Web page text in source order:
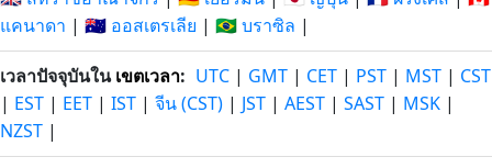
แคนาดา | 🇦🇺 ออสเตรเลีย | 🇧🇷 บราซิล |
เวลาปัจจุบันในเขตเวลา: UTC | GMT | CET | PST | MST | CST
| EST | EET | IST | จีน (CST) | JST | AEST | SAST | MSK |
NZST |